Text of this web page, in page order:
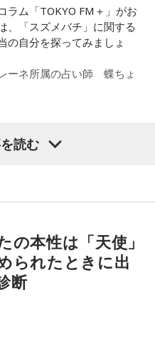
リアルな実情を明かしま
ちゃんとしているじゃ
えがあるんだろうし、先輩
んだよね」と他事務所と比
program/27400
JFN Pods」ではスペシャ
ラム「TOKYO FM＋」がお
、「スズメバチ」に関する
の自分を探ってみましょ
ーネ所属の占い師 蝶ちょ
、あるものを握りしめてい
いものを1つ選んでくださ
読む
の本性は「天使」
られたときに出
断